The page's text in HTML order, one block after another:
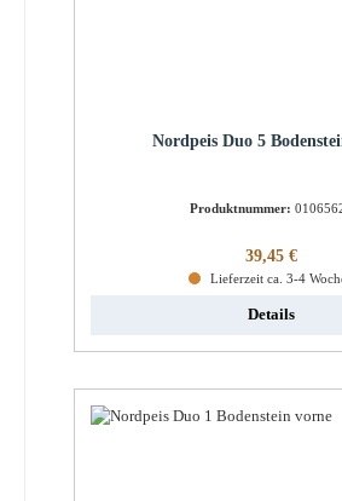
Nordpeis Duo 5
Produktnummer:
Regulärer
39,45 €
Lieferzeit ca. 3-4
Details